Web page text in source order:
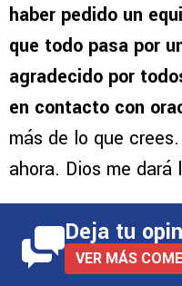
haber pedido un
que todo pasa por
agradecido por
en contacto con
más de lo que
ahora. Dios me dará
Deja tu
VER MÁS